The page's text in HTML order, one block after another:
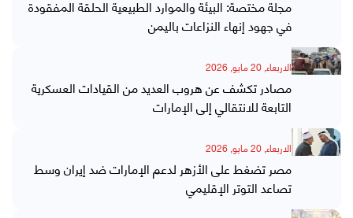
مجلة مختصة: البيئة والموارد الطبيعية الحلقة المفقودة
في جهود إنهاء النزاعات باليمن
الاربعاء, 20 مايو, 2026
مصادر تكشف عن هروب العديد من القيادات العسكرية
التابعة للانتقالي إلى الإمارات
الاربعاء, 20 مايو, 2026
مصر تضغط على الأزهر لدعم الإمارات ضد إيران وسط
تصاعد التوتر الإقليمي